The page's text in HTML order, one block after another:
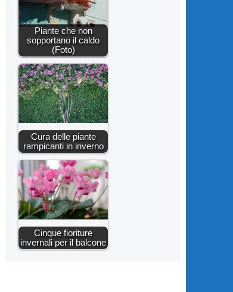
Piante che non
sopportano il caldo
(Foto)
Cura delle piante
rampicanti in inverno
Cinque fioriture
invernali per il balcone